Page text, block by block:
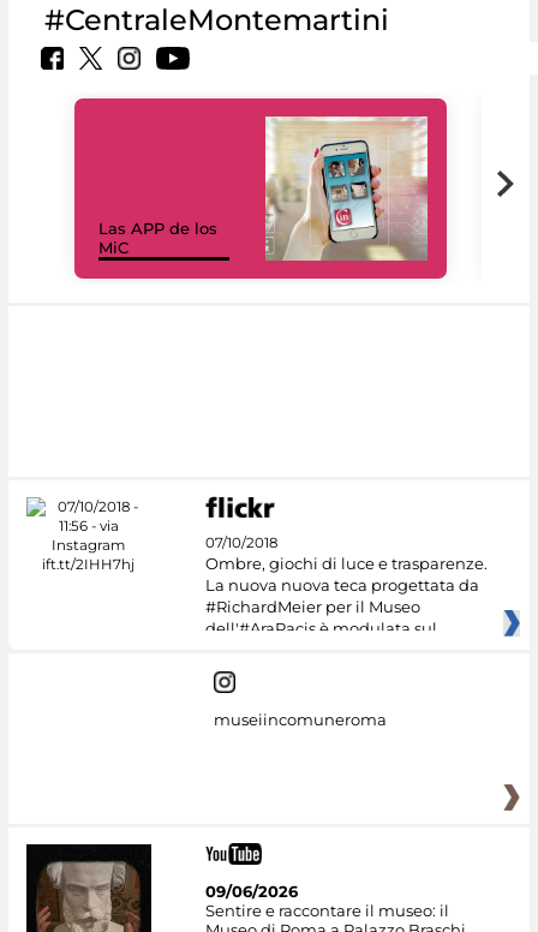
#CentraleMontemartini
Las APP de los
MiC
07/10/2018
Ombre, giochi di luce e trasparenze.
La nuova nuova teca progettata da
#RichardMeier per il Museo
dell'#AraPacis è modulata sul
museiincomuneroma
09/06/2026
Sentire e raccontare il museo: il